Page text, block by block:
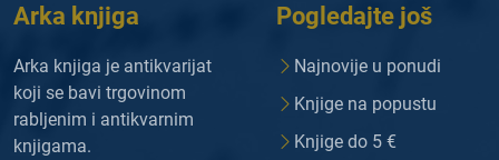
Arka knjiga
Arka knjiga je antikvarijat
koji se bavi trgovinom
rabljenim i antikvarnim
knjigama.
Pogledajte još
Najnovije u ponudi
Knjige na popustu
Knjige do 5 €